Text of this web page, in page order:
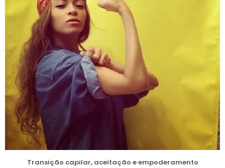
Transição capilar, aceitação e empoderamento